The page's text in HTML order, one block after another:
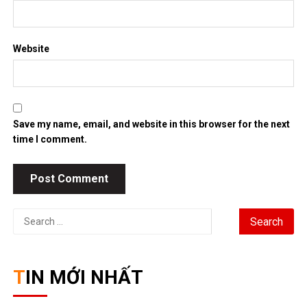
Website
Save my name, email, and website in this browser for the next
time I comment.
Search
TIN MỚI NHẤT